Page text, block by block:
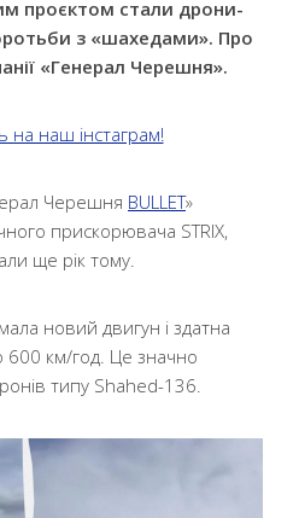
проєктом стали дрони-
з «шахедами». Про
«Генерал Черешня».
на наш інстаграм!
Черешня BULLET»
прискорювача STRIX,
ще рік тому.
новий двигун і здатна
600 км/год. Це значно
типу Shahed-136.